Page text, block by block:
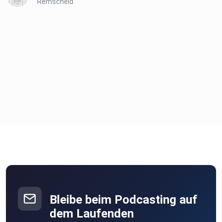
Email: kontakt@gestrandet-lastexitmallorca.de
Bleibe beim Podcasting auf
dem Laufenden